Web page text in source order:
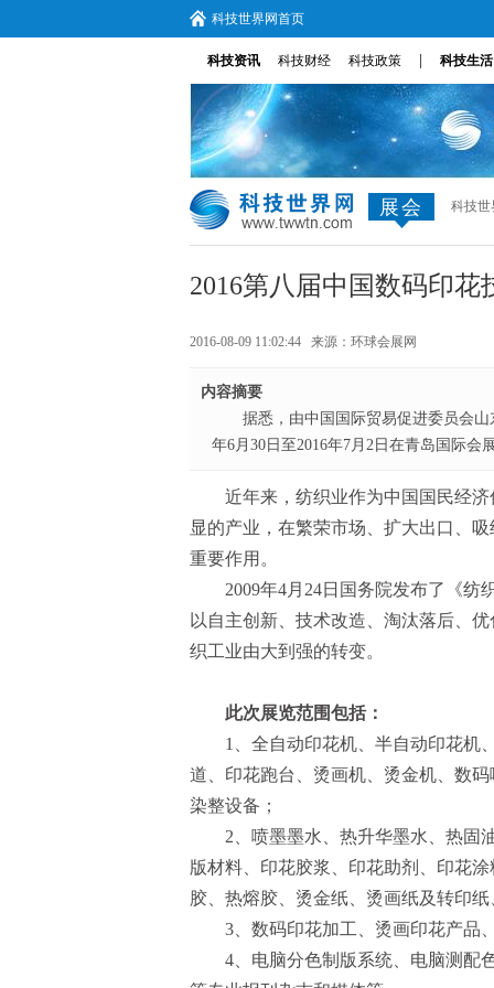
科技世界网首页
科技资讯 科技财经 科技政策 科技生活
展会 科技世
2016第八届中国数码印花
2016-08-09 11:02:44 来源： 环球会展网
内容摘要
据悉，由中国国际贸易促进委员会
年6月30日至2016年7月2日在青岛国际会
近年来，纺织业作为中国国民经
显的产业，在繁荣市场、扩大出口、
重要作用。
2009年4月24日国务院发布了《
以自主创新、技术改造、淘汰落后、
织工业由大到强的转变。
此次展览范围包括：
1、全自动印花机、半自动印花机
道、印花跑台、烫画机、烫金机、数
染整设备；
2、喷墨墨水、热升华墨水、热固
版材料、印花胶浆、印花助剂、印花
胶、热熔胶、烫金纸、烫画纸及转印
3、数码印花加工、烫画印花产品
4、电脑分色制版系统、电脑测配